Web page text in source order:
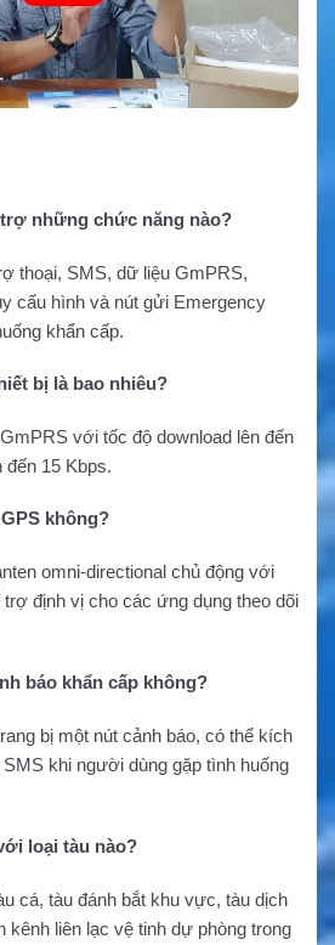
những chức năng nào?
thoại, SMS, dữ liệu GmPRS,
cấu hình và nút gửi Emergency
khẩn cấp.
bị là bao nhiêu?
với tốc độ download lên đến
đến 15 Kbps.
không?
omni-directional chủ động với
định vị cho các ứng dụng theo dõi
báo khẩn cấp không?
bị một nút cảnh báo, có thể kích
khi người dùng gặp tình huống
loại tàu nào?
cá, tàu đánh bắt khu vực, tàu dịch
kênh liên lạc vệ tinh dự phòng trong